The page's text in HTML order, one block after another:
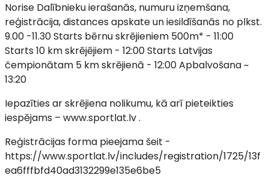
Norise Dalībnieku ierašanās, numuru izņemšana,
reģistrācija, distances apskate un iesildīšanās no plkst.
9.00 -11.30 Starts bērnu skrējieniem 500m* - 11:00
Starts 10 km skrējējiem - 12:00 Starts Latvijas
čempionātam 5 km skrējienā - 12:00 Apbalvošana ~
13:20
Iepazīties ar skrējiena nolikumu, kā arī pieteikties
iespējams – www.sportlat.lv .
Reģistrācijas forma pieejama šeit -
https://www.sportlat.lv/includes/registration/1725/13f
ea6fffbfd40ad3132299e135e6be5